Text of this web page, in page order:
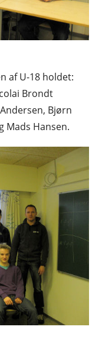
af U-18 holdet:
Brondt
Bjørn
Mads Hansen.